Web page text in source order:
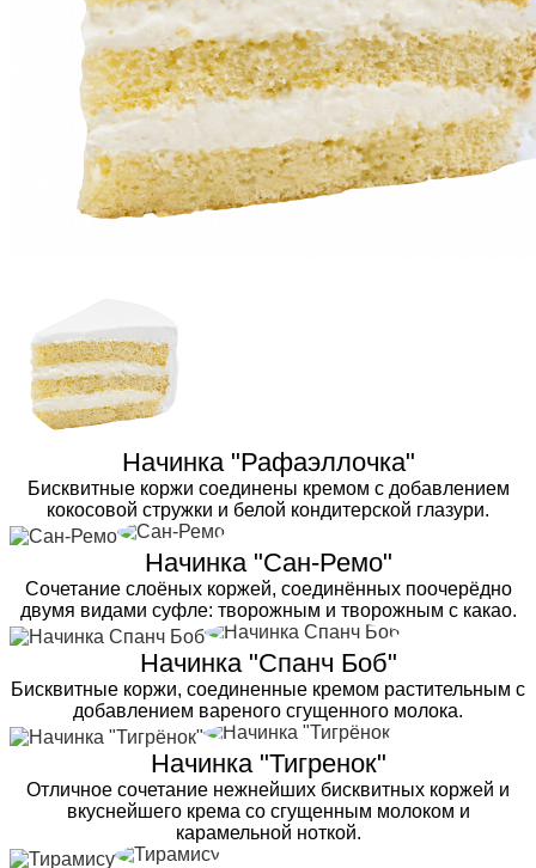
Начинка "Рафаэллочка"
Бисквитные коржи соединены кремом с добавлением
кокосовой стружки и белой кондитерской глазури.
Начинка "Сан-Ремо"
Сочетание слоёных коржей, соединённых поочерёдно
двумя видами суфле: творожным и творожным с какао.
Начинка "Спанч Боб"
Бисквитные коржи, соединенные кремом растительным с
добавлением вареного сгущенного молока.
Начинка "Тигренок"
Отличное сочетание нежнейших бисквитных коржей и
вкуснейшего крема со сгущенным молоком и
карамельной ноткой.